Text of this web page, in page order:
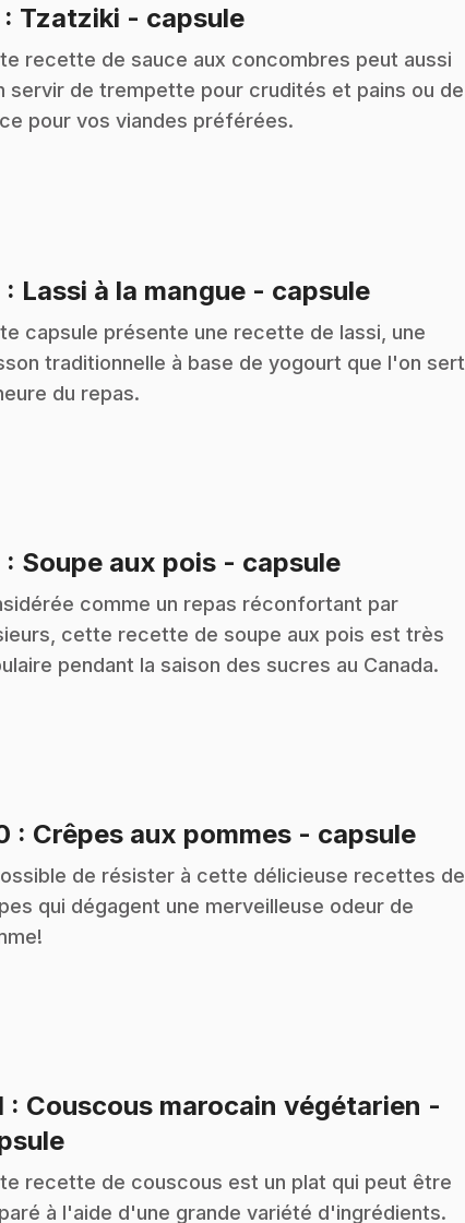
: Tzatziki - capsule.
recette de sauce aux concombres peut aussi
servir de trempette pour crudités et pains ou de
pour vos viandes préférées.
: Lassi à la mangue - capsule.
capsule présente une recette de lassi, une
traditionnelle à base de yogourt que l'on sert
du repas.
: Soupe aux pois - capsule.
comme un repas réconfortant par
cette recette de soupe aux pois est très
pendant la saison des sucres au Canada.
: Crêpes aux pommes - capsule.
de résister à cette délicieuse recettes de
qui dégagent une merveilleuse odeur de
: Couscous marocain végétarien -
.
recette de couscous est un plat qui peut être
à l'aide d'une grande variété d'ingrédients.